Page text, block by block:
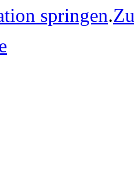
springen.